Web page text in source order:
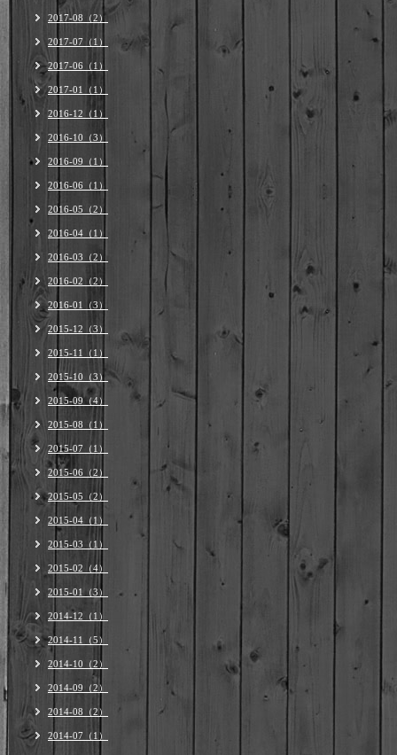
2017-08（2）
2017-07（1）
2017-06（1）
2017-01（1）
2016-12（1）
2016-10（3）
2016-09（1）
2016-06（1）
2016-05（2）
2016-04（1）
2016-03（2）
2016-02（2）
2016-01（3）
2015-12（3）
2015-11（1）
2015-10（3）
2015-09（4）
2015-08（1）
2015-07（1）
2015-06（2）
2015-05（2）
2015-04（1）
2015-03（1）
2015-02（4）
2015-01（3）
2014-12（1）
2014-11（5）
2014-10（2）
2014-09（2）
2014-08（2）
2014-07（1）